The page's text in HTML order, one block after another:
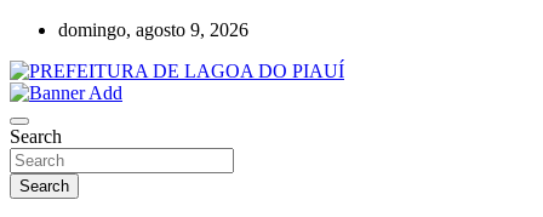
Skip
content
domingo, agosto 9, 2026
PREFEITURA DE LAGOA DO PIAUÍ
Search
Search